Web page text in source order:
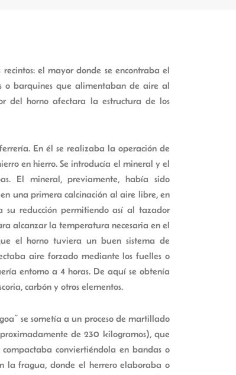
el mayor donde se encontraba el
o barquines que alimentaban de aire al
del horno afectara la estructura de los
En él se realizaba la operación de
en hierro. Se introducía el mineral y el
El mineral, previamente, había sido
una primera calcinación al aire libre, en
su reducción permitiendo así al tazador
alcanzar la temperatura necesaria en el
el horno tuviera un buen sistema de
aire forzado mediante los fuelles o
entorno a 4 horas. De aquí se obtenía
carbón y otros elementos.
se sometía a un proceso de martillado
de 230 kilogramos), que
conviertiéndola en bandas o
la fragua, donde el herrero elaboraba o